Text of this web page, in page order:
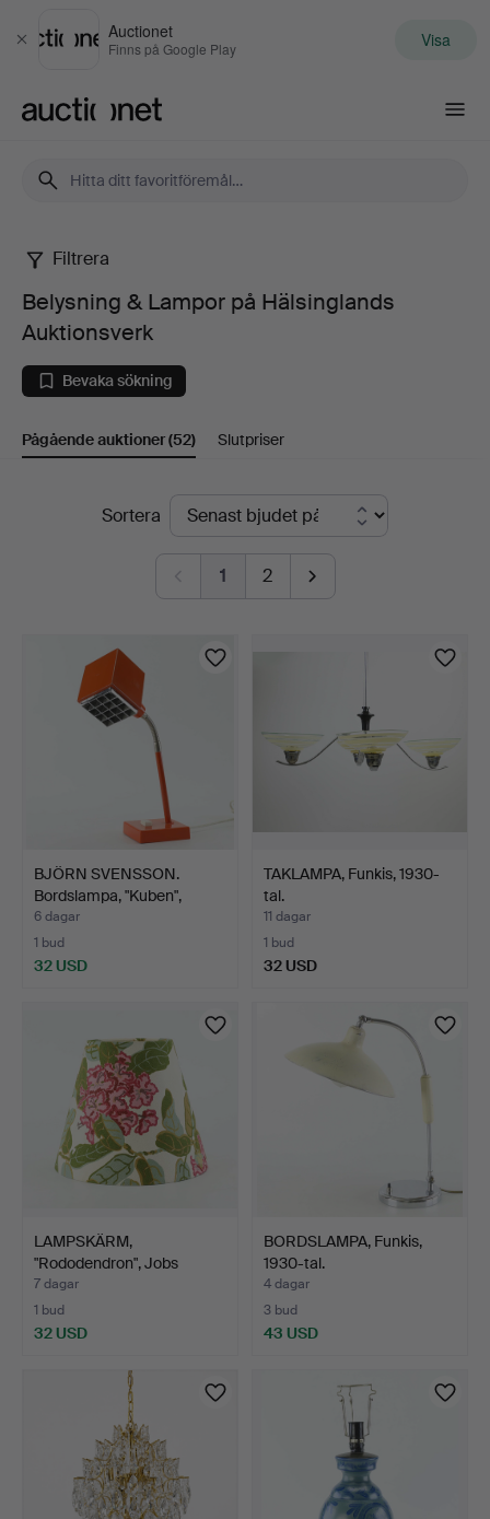
Stäng
Auctionet
Finns på Google Play Visa
Belysning
Lampor
på
Auktionsverk
Filtrera
Belysning & Lampor på Hälsinglands
Auktionsverk
Bevaka sökning
Pågående auktioner(52) Slutpriser
PågåendeSortera
1 2
BJÖRN SVENSSON.
Bordslampa, "Kuben",
metal…
6 dagar
1 bud
32 USD
TAKLAMPA, Funkis, 1930-
tal.
11 dagar
1 bud
32 USD
LAMPSKÄRM,
"Rododendron", Jobs
Handtryck, …
7 dagar
1 bud
32 USD
BORDSLAMPA, Funkis,
1930-tal.
4 dagar
3 bud
43 USD